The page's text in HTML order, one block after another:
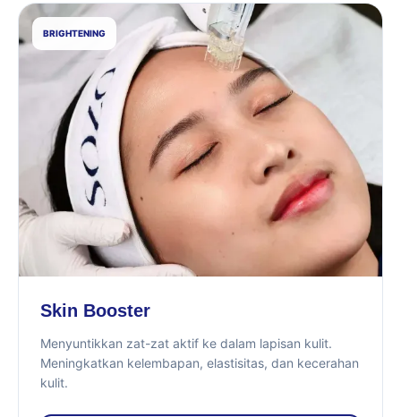
BRIGHTENING
Skin Booster
Menyuntikkan zat-zat aktif ke dalam lapisan kulit.
Meningkatkan kelembapan, elastisitas, dan kecerahan
kulit.